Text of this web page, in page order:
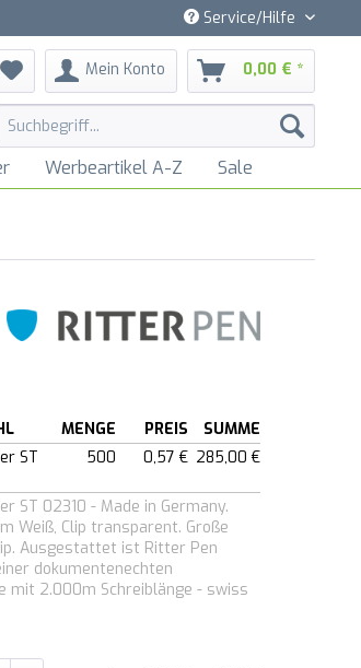
Service/Hilfe
Mein Konto 0,00 € *
Werbeartikel A-Z Sale
MENGE PREIS
SUMME
ST
500 0,57 € 285,00 €
ST 02310 - Made in Germany.
Weiß, Clip transparent. Große
Ausgestattet ist Ritter Pen
dokumentenechten
mit 2.000m Schreiblänge - swiss